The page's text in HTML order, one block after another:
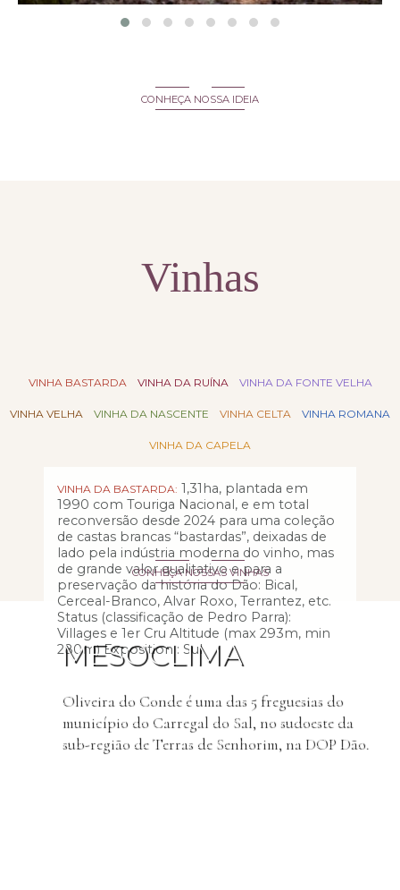
CONHEÇA NOSSA IDEIA
Vinhas
VINHA BASTARDA VINHA DA RUÍNA VINHA DA FONTE VELHA
VINHA VELHA VINHA DA NASCENTE VINHA CELTA VINHA ROMANA
VINHA DA CAPELA
VINHA DA BASTARDA: 1,31ha, plantada em
1990 com Touriga Nacional, e em total
reconversão desde 2024 para uma coleção
de castas brancas “bastardas”, deixadas de
lado pela indústria moderna do vinho, mas
de grande valor qualitativo e para a
preservação da história do Dão: Bical,
Cerceal-Branco, Alvar Roxo, Terrantez, etc.
Status (classificação de Pedro Parra):
Villages e 1er Cru Altitude (max 293m, min
280m) Exposition : Sul
CONHEÇA NOSSAS VINHAS
MESOCLIMA
Oliveira do Conde é uma das 5 freguesias do
município do Carregal do Sal, no sudoeste da
sub-região de Terras de Senhorim, na DOP Dão.